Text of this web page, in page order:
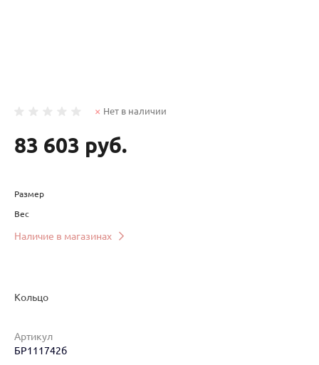
Нет в наличии
83 603 руб.
Размер
Вес
Наличие в магазинах
Кольцо
Артикул
БР111742б